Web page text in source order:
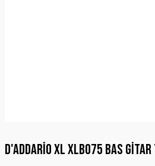
D'Addario XL XLB075 Bas